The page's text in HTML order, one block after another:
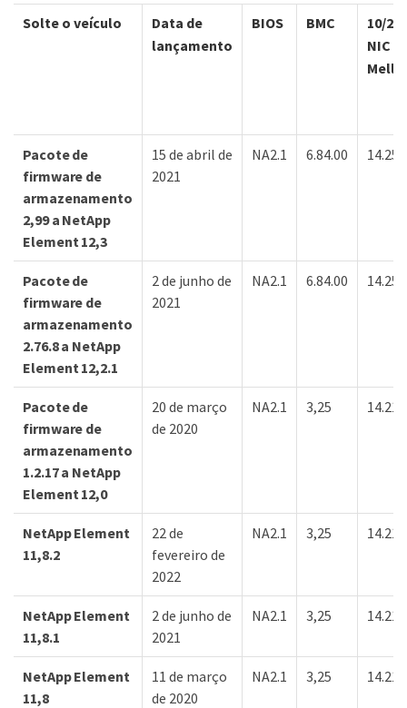
Solte o veículo
Data de
lançamento
BIOS BMC
10/25
NIC
Pacote de
firmware de
armazenamento
2,99 a NetApp
Element 12,3
15 de abril de
2021
NA2.1 6.84.00
Pacote de
firmware de
armazenamento
2.76.8 a NetApp
Element 12,2.1
2 de junho de
2021
NA2.1 6.84.00
Pacote de
firmware de
armazenamento
1.2.17 a NetApp
Element 12,0
20 de março
de 2020
NA2.1 3,25
NetApp Element
11,8.2
22 de
fevereiro de
2022
NA2.1 3,25
NetApp Element
11,8.1
2 de junho de
2021
NA2.1 3,25
NetApp Element
11,8
11 de março
de 2020
NA2.1 3,25